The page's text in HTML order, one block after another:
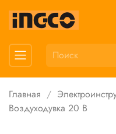
Главная
Воздуходувка 20 В